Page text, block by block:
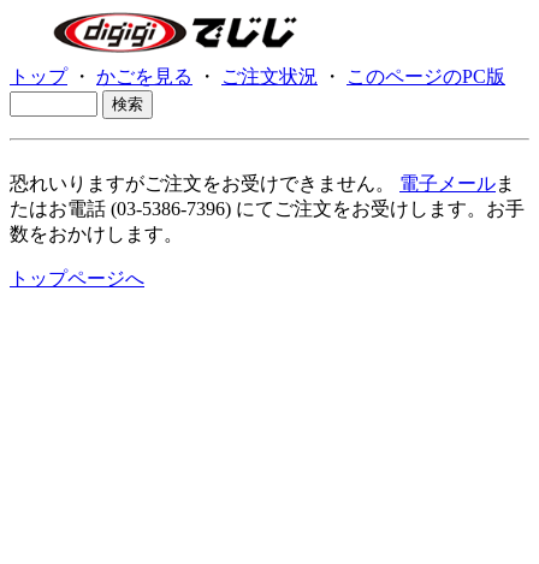
トップ・ かごを見る ・ ご注文状況 ・ このページのPC版
恐れいりますがご注文をお受けできません。 電子メールま
たはお電話 (03-5386-7396) にてご注文をお受けします。お手
数をおかけします。
トップページへ